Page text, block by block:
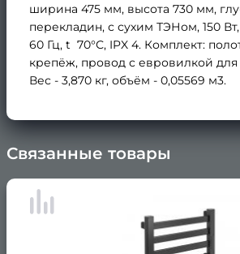
ширина 475 мм, высота 730 мм,
перекладин, с сухим ТЭНом, 150
60 Гц, t 70°С, IPX 4. Комплект:
крепёж, провод с евровилкой
Вес - 3,870 кг, объём - 0,05569 м3.
Связанные товары